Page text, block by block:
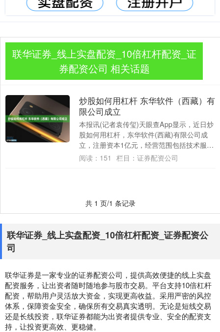
联华证券_线上实盘配资_10倍杠杆配资_证
券配资公司 相关话题
炒股如何用杠杆 东华软件（西藏）有
限公司成立
本报讯(记者袁传玺)天眼查App显示，近日炒
股如何用杠杆，东华软件(西藏)有限公司成
立，注册资本1亿元，经营范围包括技术服
务、技术开发、技术咨询、技术交流、技
阅读： 151 栏目： 证券配资公司
共 1 页/1 条记录
联华证券_线上实盘配资_10倍杠杆配资_证券配资公
司
联华证券是一家专业的证券配资公司，提供高效便捷的线上实盘
配资服务，让出资者随时随地参与股市交易。平台支持10倍杠杆
配资，帮助用户灵活放大资金，实现更高收益。采用严密的风控
体系，保障资金安全，确保所有交易真实透明。无论是短线交易
还是长线投资，联华证券都能为出资者提供专业、安全的配资支
持，让投资更高效、更稳健。